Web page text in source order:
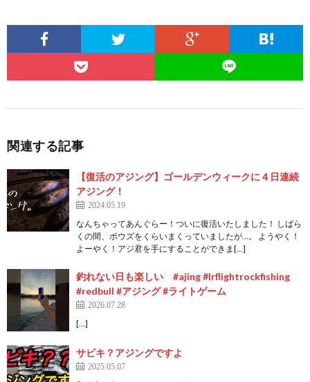
関連する記事
【復活のアジング】ゴールデンウィークに４日連続
アジング！
2024.05.19
なんちゃってあんぐらー！ついに復活いたしました！ しばら
くの間、ボウズをくらいまくっていましたが…。 ようやく！
よーやく！アジ君を手にすることができま[…]
釣れない日も楽しい #ajing #lrflightrockfishing
#redbull #アジング #ライトゲーム
2026.07.28
[…]
サビキ？アジングですよ
2025.05.07